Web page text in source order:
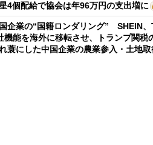
4個配給で協会は年96万円の支出増に
企業の“国籍ロンダリング” SHEIN、
能を海外に移転させ、トランプ関税
蓑にした中国企業の農業参入・土地